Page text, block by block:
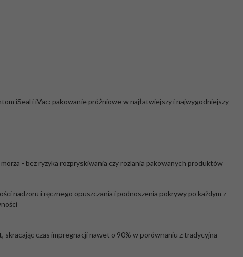
iSeal i iVac: pakowanie próżniowe w najłatwiejszy i najwygodniejszy
- bez ryzyka rozpryskiwania czy rozlania pakowanych produktów
nadzoru i ręcznego opuszczania i podnoszenia pokrywy po każdym z
czas impregnacji nawet o 90% w porównaniu z tradycyjna